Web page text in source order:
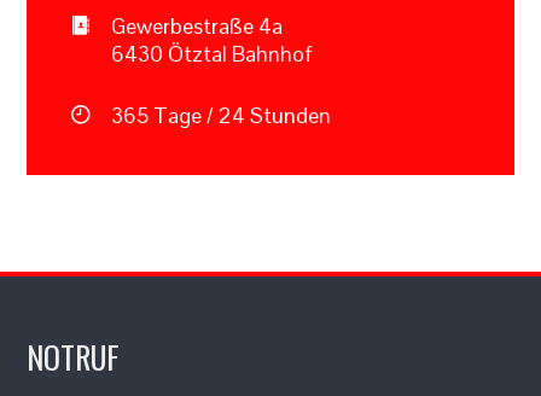
Gewerbestraße 4a
6430 Ötztal Bahnhof
365 Tage / 24 Stunden
NOTRUF